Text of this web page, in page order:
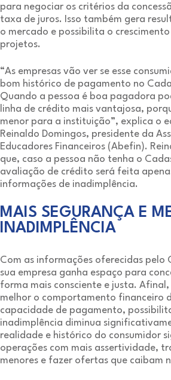
para negociar os critérios da
taxa de juros. Isso também gera
o mercado e possibilita o
projetos.
“As empresas vão ver se esse
bom histórico de pagamento no
Quando a pessoa é boa pagadora
linha de crédito mais vantajosa,
menor para a instituição”, explica o
Reinaldo Domingos, presidente da
Educadores Financeiros (Abefin).
que, caso a pessoa não tenha o
avaliação de crédito será feita
informações de inadimplência.
MAIS SEGURANÇA E
INADIMPLÊNCIA
Com as informações oferecidas pelo
sua empresa ganha espaço para
forma mais consciente e justa. Afinal,
melhor o comportamento financeiro
capacidade de pagamento,
inadimplência diminua
realidade e histórico do consumidor
operações com mais assertividade,
menores e fazer ofertas que caibam